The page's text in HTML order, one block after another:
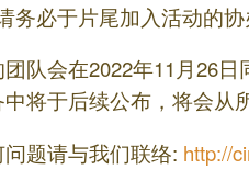
务必于片尾加入活动的
队会在2022年11月26
将于后续公布，将会从
题请与我们联络: http://